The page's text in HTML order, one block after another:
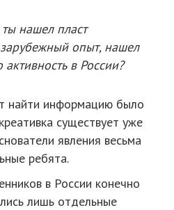
нашел пласт
опыт, нашел
в России?
найти информацию было
существует уже
явления весьма
ребята.
в России конечно
лишь отдельные